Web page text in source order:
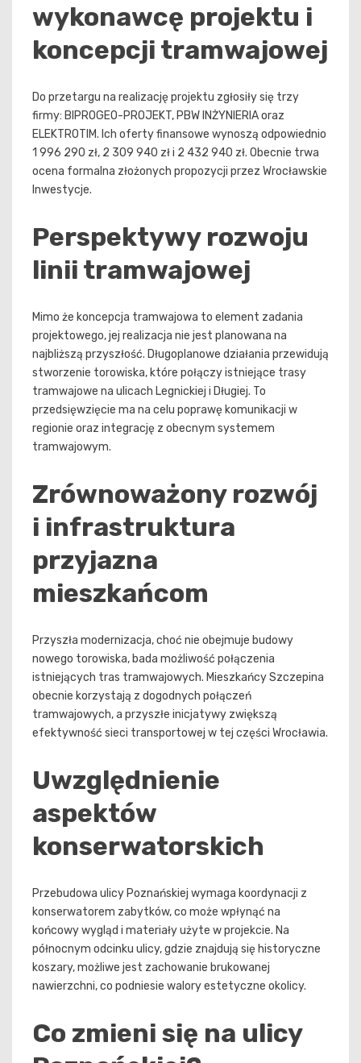
wykonawcę projektu i
koncepcji tramwajowej
Do przetargu na realizację projektu zgłosiły się trzy
firmy: BIPROGEO-PROJEKT, PBW INŻYNIERIA oraz
ELEKTROTIM. Ich oferty finansowe wynoszą odpowiednio
1 996 290 zł, 2 309 940 zł i 2 432 940 zł. Obecnie trwa
ocena formalna złożonych propozycji przez Wrocławskie
Inwestycje.
Perspektywy rozwoju
linii tramwajowej
Mimo że koncepcja tramwajowa to element zadania
projektowego, jej realizacja nie jest planowana na
najbliższą przyszłość. Długoplanowe działania przewidują
stworzenie torowiska, które połączy istniejące trasy
tramwajowe na ulicach Legnickiej i Długiej. To
przedsięwzięcie ma na celu poprawę komunikacji w
regionie oraz integrację z obecnym systemem
tramwajowym.
Zrównoważony rozwój
i infrastruktura
przyjazna
mieszkańcom
Przyszła modernizacja, choć nie obejmuje budowy
nowego torowiska, bada możliwość połączenia
istniejących tras tramwajowych. Mieszkańcy Szczepina
obecnie korzystają z dogodnych połączeń
tramwajowych, a przyszłe inicjatywy zwiększą
efektywność sieci transportowej w tej części Wrocławia.
Uwzględnienie
aspektów
konserwatorskich
Przebudowa ulicy Poznańskiej wymaga koordynacji z
konserwatorem zabytków, co może wpłynąć na
końcowy wygląd i materiały użyte w projekcie. Na
północnym odcinku ulicy, gdzie znajdują się historyczne
koszary, możliwe jest zachowanie brukowanej
nawierzchni, co podniesie walory estetyczne okolicy.
Co zmieni się na ulicy